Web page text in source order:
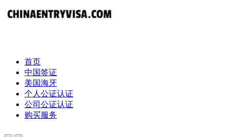
首页
中国签证
美国海牙
个人公证认证
公司公证认证
购买服务